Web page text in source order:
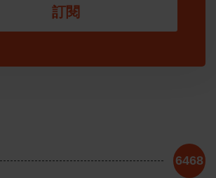
訂閱
6468